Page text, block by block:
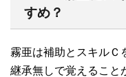
すめ？
霧亜は補助とスキルＣ
継承無しで覚えること